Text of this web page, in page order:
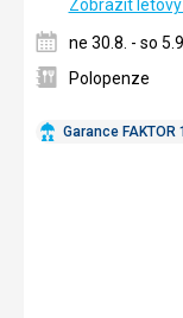
Garance FAKTOR
Zobrazit
ne 30.8. - so
Polopenze